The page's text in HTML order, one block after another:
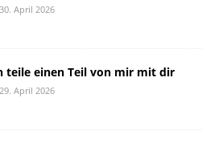
30. April 2026
teile einen Teil von mir mit dir
29. April 2026